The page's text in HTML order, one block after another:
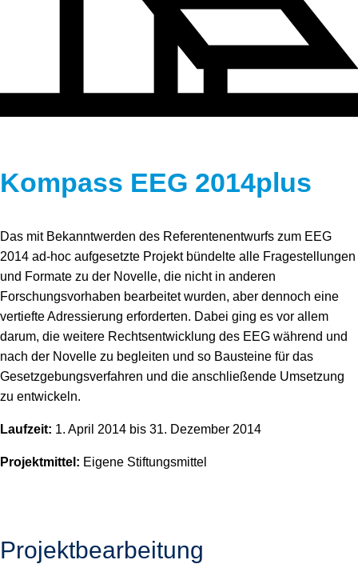
Wasserstoff
Infomaterial
Kompass EEG 2014plus
Das mit Bekanntwerden des Referentenentwurfs zum EEG
2014 ad-hoc aufgesetzte Projekt bündelte alle Fragestellungen
und Formate zu der Novelle, die nicht in anderen
Forschungsvorhaben bearbeitet wurden, aber dennoch eine
vertiefte Adressierung erforderten. Dabei ging es vor allem
darum, die weitere Rechtsentwicklung des EEG während und
nach der Novelle zu begleiten und so Bausteine für das
Gesetzgebungsverfahren und die anschließende Umsetzung
zu entwickeln.
Laufzeit: 1. April 2014 bis 31. Dezember 2014
Projektmittel: Eigene Stiftungsmittel
Projektbearbeitung